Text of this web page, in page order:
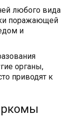
любого вида
поражающей
и
органы,
приводят к